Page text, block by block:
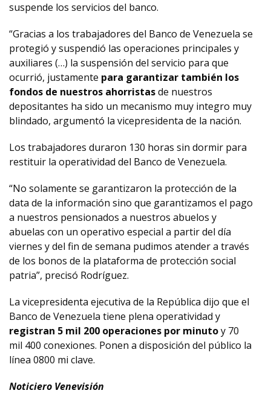
suspende los servicios del banco.
“Gracias a los trabajadores del Banco de Venezuela se
protegió y suspendió las operaciones principales y
auxiliares (…) la suspensión del servicio para que
ocurrió, justamente para garantizar también los
fondos de nuestros ahorristasde nuestros
depositantes ha sido un mecanismo muy integro muy
blindado, argumentó la vicepresidenta de la nación.
Los trabajadores duraron 130 horas sin dormir para
restituir la operatividad del Banco de Venezuela.
“No solamente se garantizaron la protección de la
data de la información sino que garantizamos el pago
a nuestros pensionados a nuestros abuelos y
abuelas con un operativo especial a partir del día
viernes y del fin de semana pudimos atender a través
de los bonos de la plataforma de protección social
patria”, precisó Rodríguez.
La vicepresidenta ejecutiva de la República dijo que el
Banco de Venezuela tiene plena operatividad y
registran 5 mil 200 operaciones por minutoy 70
mil 400 conexiones. Ponen a disposición del público la
línea 0800 mi clave.
Noticiero Venevisión